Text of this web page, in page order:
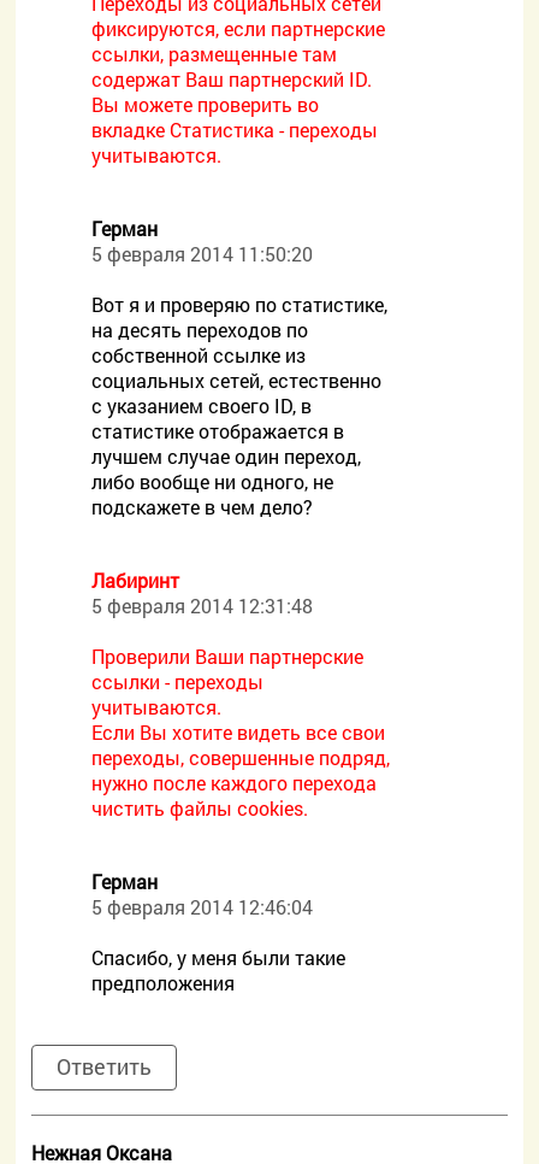
фиксируются, если партнерские
ссылки, размещенные там
содержат Ваш партнерский ID.
Вы можете проверить во
вкладке Статистика - переходы
учитываются.
Герман
5 февраля 2014 11:50:20
Вот я и проверяю по статистике,
на десять переходов по
собственной ссылке из
социальных сетей, естественно
с указанием своего ID, в
статистике отображается в
лучшем случае один переход,
либо вообще ни одного, не
подскажете в чем дело?
Лабиринт
5 февраля 2014 12:31:48
Проверили Ваши партнерские
ссылки - переходы
учитываются.
Если Вы хотите видеть все свои
переходы, совершенные подряд,
нужно после каждого перехода
чистить файлы cookies.
Герман
5 февраля 2014 12:46:04
Спасибо, у меня были такие
предположения
Ответить
Нежная Оксана